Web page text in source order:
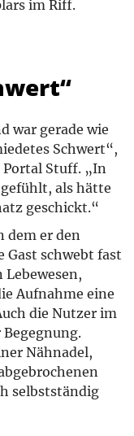
im Riff.
war gerade wie
Schwert“,
Stuff. „In
als hätte
geschickt.“
dem er den
Gast schwebt fast
Lebewesen,
Aufnahme eine
die Nutzer im
Nähnadel,
selbstständig